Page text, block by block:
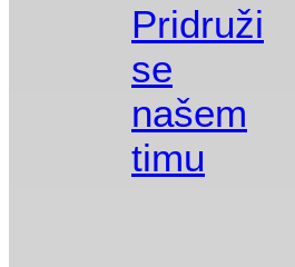
Pridruži
se
našem
timu